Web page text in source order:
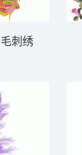
刺绣